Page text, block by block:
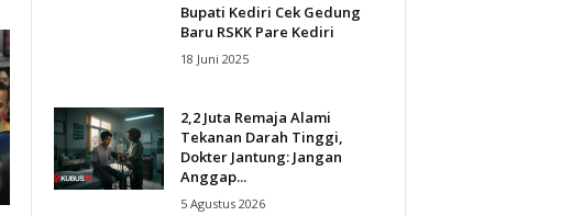
Bupati Kediri Cek Gedung
Baru RSKK Pare Kediri
18 Juni 2025
2,2 Juta Remaja Alami
Tekanan Darah Tinggi,
Dokter Jantung: Jangan
Anggap...
5 Agustus 2026